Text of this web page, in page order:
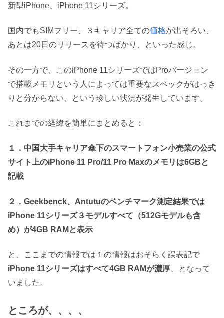
新型iPhone、iPhone 11シリーズ。
国内でもSIMフリー、３キャリア全ての価格が出そろい、
あとは20日のリリースを待つばかり、といった感じ。
その一方で、このiPhone 11シリーズではProバージョン
で搭載メモリという人によっては重要なスペックがはっき
りと分からない、という珍しい状況が発生しています。
これまでの経緯を簡単にまとめると：
１．中国大手キャリア傘下のスマートフォン小売業の公式
サイト上のiPhone 11 Pro/11 Pro Maxのメモリは6GBと
記載
２．Geekbenck、Antutuのベンチマーク測定結果では
iPhone 11シリーズ３モデルすべて（512Gモデルも含
め）が4GB RAMと表示
と、ここまでの情報では１の情報はおそらく誤表記で
iPhone 11シリーズはすべて4GB RAMが濃厚 、となって
いました。
ところが、、、、